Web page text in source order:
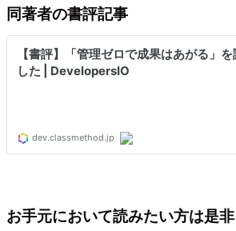
同著者の書評記事
お手元において読みたい方は是